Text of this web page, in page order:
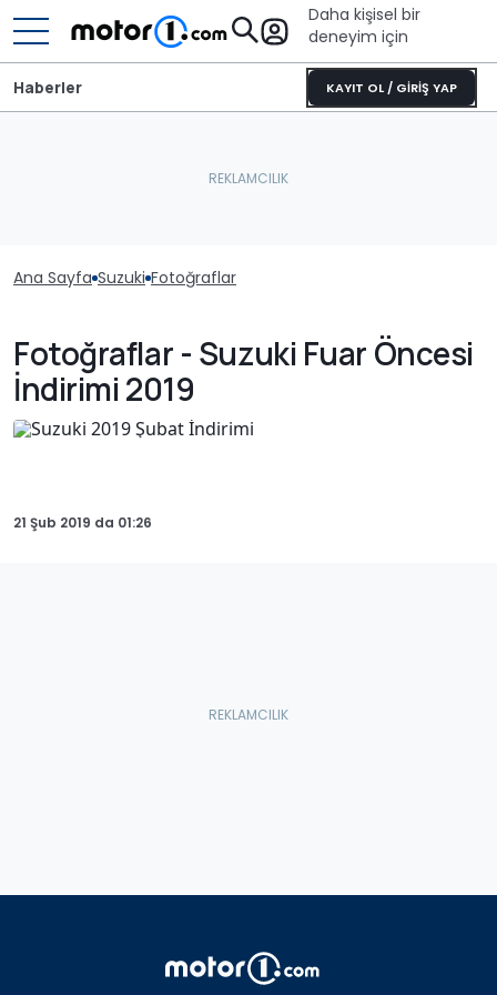
Daha kişisel bir
deneyim için
KAYIT OL / GİRİŞ YAP
Haberler
Ana Sayfa Suzuki Fotoğraflar
Fotoğraflar - Suzuki Fuar Öncesi
İndirimi 2019
21 Şub 2019 da 01:26